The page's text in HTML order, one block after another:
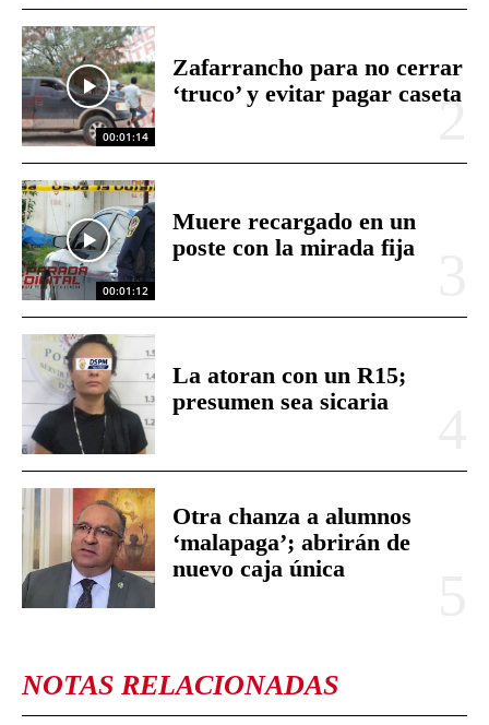
00:01:14
Zafarrancho para no cerrar
‘truco’ y evitar pagar caseta
00:01:12
Muere recargado en un
poste con la mirada fija
La atoran con un R15;
presumen sea sicaria
Otra chanza a alumnos
‘malapaga’; abrirán de
nuevo caja única
NOTAS RELACIONADAS